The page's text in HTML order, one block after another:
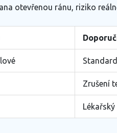
otevřenou ránu, riziko
Zrušení